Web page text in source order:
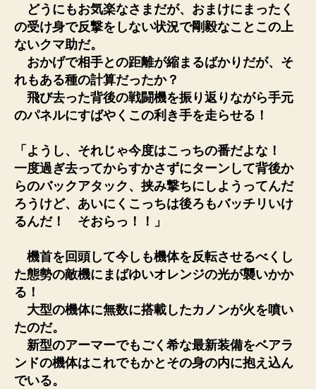
どうにもお気楽なさまだが、おまけにまったく
の受け身で反撃をしない状況で剛毅なことこの上
ないクマ助だ。
おかげで相手との距離が縮まるばかりだが、そ
れもある種の計算だったか？
飛び去った背後の戦闘機を振り返りながら手元
のパネルにすばやくこの利き手を走らせる！
「ようし、それじゃ今度はこっちの番だよな！
一度過ぎ去ってからすかさずにターンして背後か
らのバックアタック、挟み撃ちにしようってんだ
ろうけど、あいにくこっちは後ろもバッチリいけ
るんだ！ そおらっ！！」
機首を回頭して今しも機体を反転させるべくし
た態勢の敵機にまばゆいオレンジの光が襲いかか
る！
大型の機体に無数に搭載したカノンが火を噴い
たのだ。
新型のアーマーでもごく希な最新装備をベアラ
ンドの機体はこれでもかとその身の内に抱え込ん
でいる。